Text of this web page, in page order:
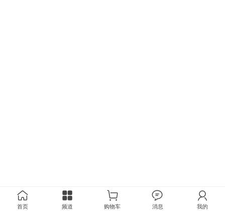
首页 频道 购物车 消息 我的